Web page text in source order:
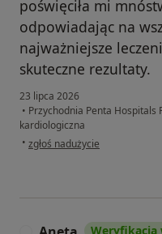
poświęciła mi
odpowiadając na
najważniejsze
skuteczne rezultaty.
23 lipca 2026
• Przychodnia Penta Hospitals
kardiologiczna
• w opinii użytkownika Karol G
zgłoś nadużycie
Weryfikacja